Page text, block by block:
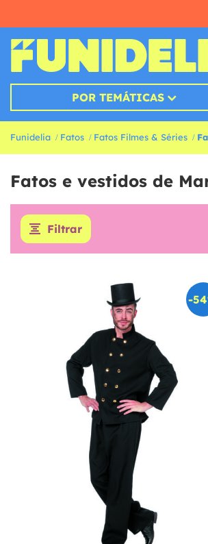
POR TEMÁTICAS
Funidelia Fatos Fatos Filmes & Séries
Fatos e vestidos de
Filtrar
-